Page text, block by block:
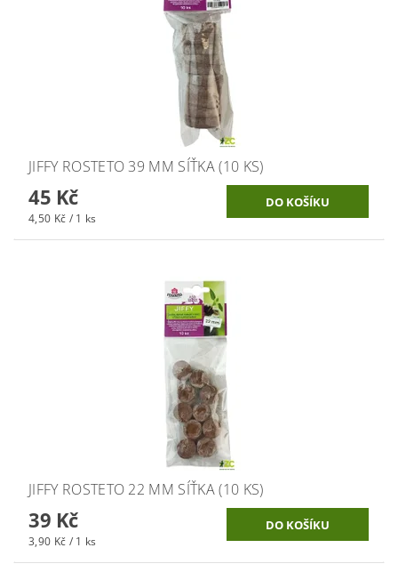
JIFFY ROSTETO 39 MM SÍŤKA (10 KS)
45 Kč
4,50 Kč / 1 ks
JIFFY ROSTETO 22 MM SÍŤKA (10 KS)
39 Kč
3,90 Kč / 1 ks